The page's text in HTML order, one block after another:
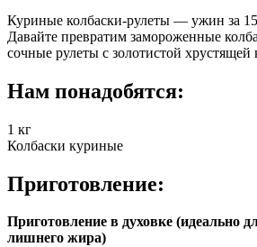
Куриные колбаски-рулеты — ужин за
Давайте превратим замороженные
сочные рулеты с золотистой хрустящей
Нам понадобятся:
1 кг
Колбаски куриные
Приготовление:
Приготовление в духовке (идеально
лишнего жира)